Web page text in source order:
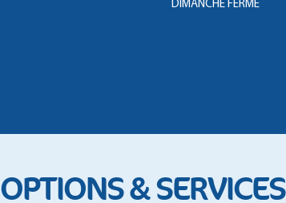
DIMANCHE FERMÉ
OPTIONS & SERVICES